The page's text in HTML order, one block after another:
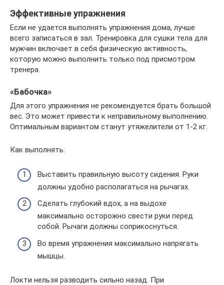
Эффективные упражнения
Если не удается выполнять упражнения дома, лучше
всего записаться в зал. Тренировка для сушки тела для
мужчин включает в себя физическую активность,
которую можно выполнить только под присмотром
тренера.
«Бабочка»
Для этого упражнения не рекомендуется брать большой
вес. Это может привести к неправильному выполнению.
Оптимальным вариантом станут утяжелители от 1-2 кг.
Как выполнять:
Выставить правильную высоту сидения. Руки
должны удобно располагаться на рычагах.
Сделать глубокий вдох, а на выдохе
максимально осторожно свести руки перед
собой. Рычаги должны соприкоснуться.
Во время упражнения максимально напрягать
мышцы.
Локти нельзя разводить сильно назад. При